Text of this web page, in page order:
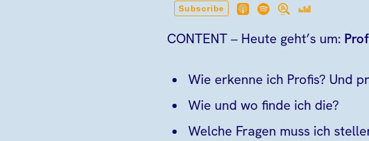
CONTENT – Heute geht’s um:
Wie erkenne ich Profis? Und
Wie und wo finde ich die?
Welche Fragen muss ich